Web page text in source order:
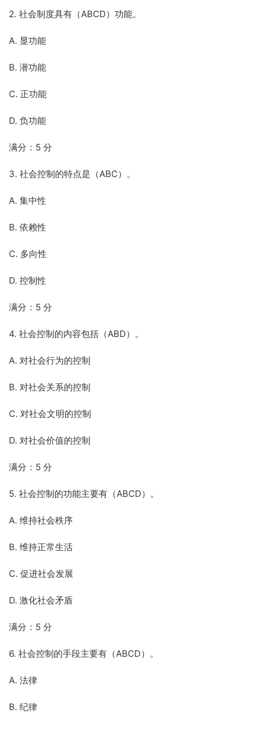
2. 社会制度具有（ABCD）功能。
A. 显功能
B. 潜功能
C. 正功能
D. 负功能
满分：5 分
3. 社会控制的特点是（ABC）。
A. 集中性
B. 依赖性
C. 多向性
D. 控制性
满分：5 分
4. 社会控制的内容包括（ABD）。
A. 对社会行为的控制
B. 对社会关系的控制
C. 对社会文明的控制
D. 对社会价值的控制
满分：5 分
5. 社会控制的功能主要有（ABCD）。
A. 维持社会秩序
B. 维持正常生活
C. 促进社会发展
D. 激化社会矛盾
满分：5 分
6. 社会控制的手段主要有（ABCD）。
A. 法律
B. 纪律